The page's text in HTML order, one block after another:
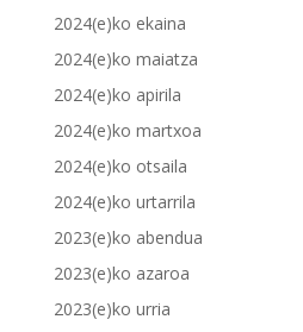
2024(e)ko ekaina
2024(e)ko maiatza
2024(e)ko apirila
2024(e)ko martxoa
2024(e)ko otsaila
2024(e)ko urtarrila
2023(e)ko abendua
2023(e)ko azaroa
2023(e)ko urria